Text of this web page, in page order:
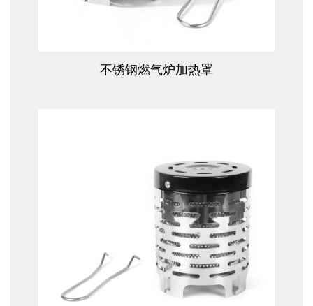
查看更多
不锈钢燃气炉加热罩